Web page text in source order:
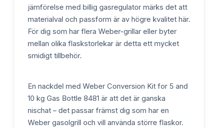
jämförelse med billig gasregulator märks det att
materialval och passform är av högre kvalitet här.
För dig som har flera Weber-grillar eller byter
mellan olika flaskstorlekar är detta ett mycket
smidigt tillbehör.
En nackdel med Weber Conversion Kit for 5 and
10 kg Gas Bottle 8481 är att det är ganska
nischat – det passar främst dig som har en
Weber gasolgrill och vill använda större flaskor.